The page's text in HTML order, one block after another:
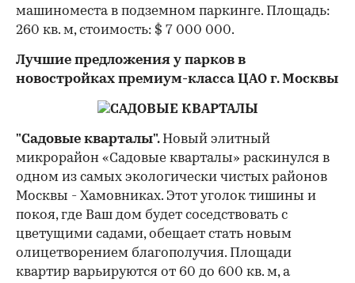
машиноместа в подземном паркинге. Площадь:
260 кв. м, стоимость: $ 7 000 000.
Лучшие предложения у парков в
новостройках премиум-класса ЦАО г. Москвы
"Садовые кварталы". Новый элитный
микрорайон «Садовые кварталы» раскинулся в
одном из самых экологически чистых районов
Москвы - Хамовниках. Этот уголок тишины и
покоя, где Ваш дом будет соседствовать с
цветущими садами, обещает стать новым
олицетворением благополучия. Площади
квартир варьируются от 60 до 600 кв. м, а